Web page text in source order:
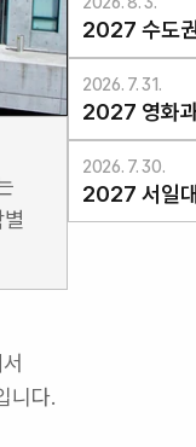
니다.
2027 수도
2026. 7. 31.
2027 영화
2026. 7. 30.
2027 서일